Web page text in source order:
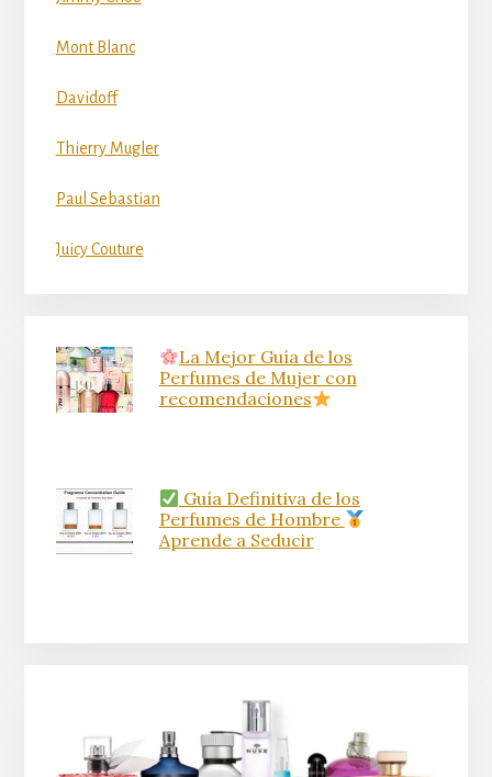
Mont Blanc
Davidoff
Thierry Mugler
Paul Sebastian
Juicy Couture
La Mejor Guía de los
Perfumes de Mujer con
recomendaciones
Guía Definitiva de los
Perfumes de Hombre
Aprende a Seducir